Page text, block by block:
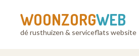
WOONZORGWEB
dé rusthuizen & serviceflats website